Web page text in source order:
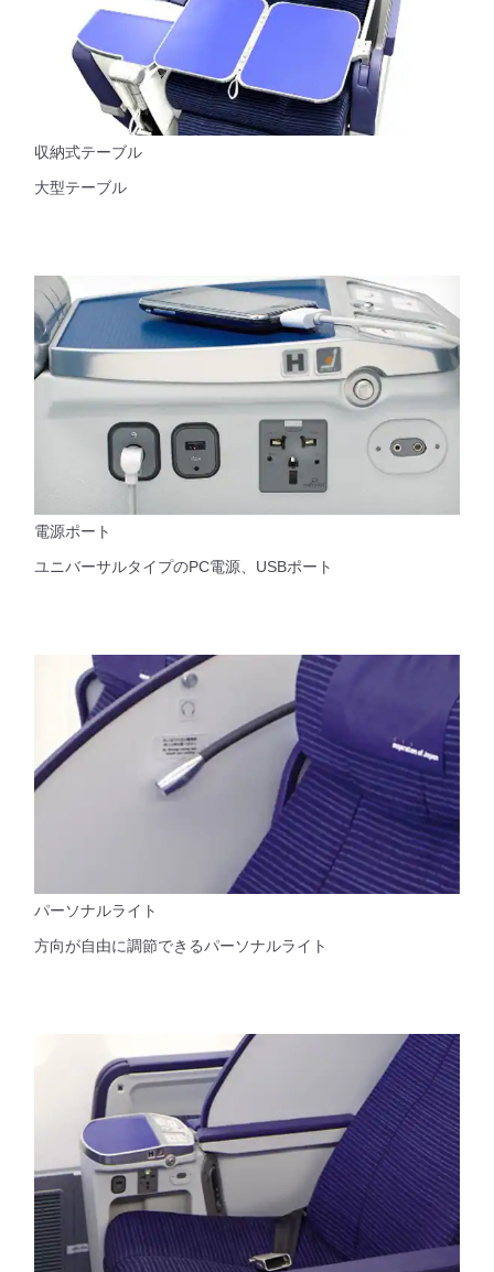
収納式テーブル
大型テーブル
電源ポート
ユニバーサルタイプのPC電源、USBポート
パーソナルライト
方向が自由に調節できるパーソナルライト